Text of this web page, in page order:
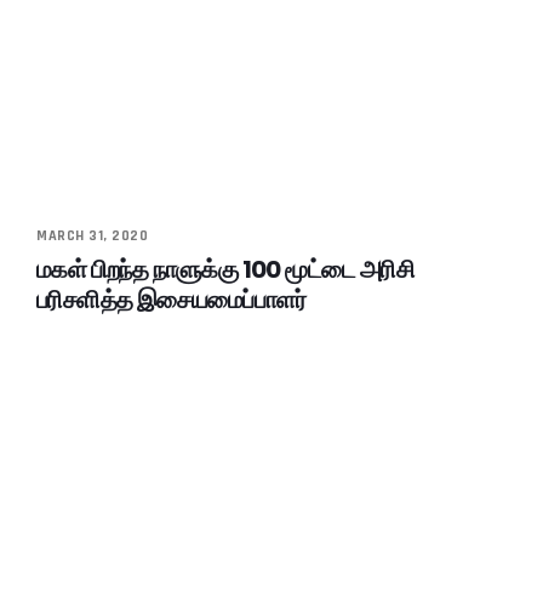
MARCH 31, 2020
மகள் பிறந்த நாளுக்கு 100 மூட்டை அரிசி
பரிசளித்த இசையமைப்பாளர்